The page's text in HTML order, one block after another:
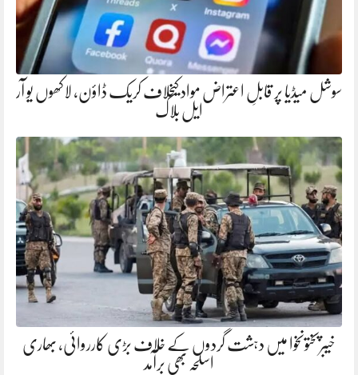
سوشل میڈیا پر قابلِ اعتراض مواد کیخلاف کریک ڈاؤن، لاکھوں یو آر
ایل بلاک
خیبرپختونخوا میں دہشت گردوں کے خلاف بڑی کارروائی، بھاری
اسلحہ بھی برآمد